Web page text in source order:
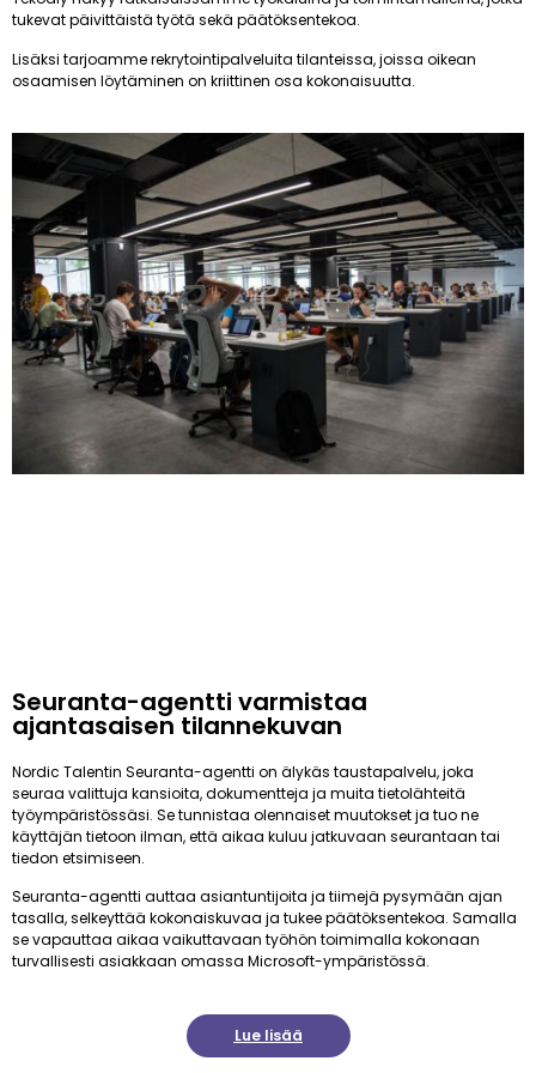
tukevat päivittäistä työtä sekä päätöksentekoa.
Lisäksi tarjoamme rekrytointipalveluita tilanteissa, joissa oikean
osaamisen löytäminen on kriittinen osa kokonaisuutta.
Seuranta-agentti varmistaa
ajantasaisen tilannekuvan
Nordic Talentin Seuranta-agentti on älykäs taustapalvelu, joka
seuraa valittuja kansioita, dokumentteja ja muita tietolähteitä
työympäristössäsi. Se tunnistaa olennaiset muutokset ja tuo ne
käyttäjän tietoon ilman, että aikaa kuluu jatkuvaan seurantaan tai
tiedon etsimiseen.
Seuranta-agentti auttaa asiantuntijoita ja tiimejä pysymään ajan
tasalla, selkeyttää kokonaiskuvaa ja tukee päätöksentekoa. Samalla
se vapauttaa aikaa vaikuttavaan työhön toimimalla kokonaan
turvallisesti asiakkaan omassa Microsoft-ympäristössä.
Lue lisää